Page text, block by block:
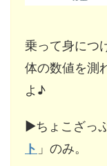
乗って身につ
体の数値を測
よ♪
▶︎ちょこざっ
ト 」のみ。